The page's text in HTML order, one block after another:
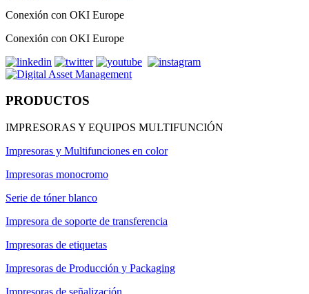
Conexión con OKI Europe
Conexión con OKI Europe
PRODUCTOS
IMPRESORAS Y EQUIPOS MULTIFUNCIÓN
Impresoras y Multifunciones en color
Impresoras monocromo
Serie de tóner blanco
Impresora de soporte de transferencia
Impresoras de etiquetas
Impresoras de Producción y Packaging